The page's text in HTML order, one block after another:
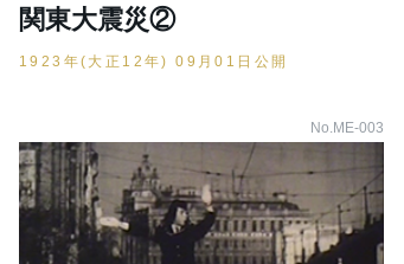
関東大震災②
1923年(大正12年) 09月01日公開
No.ME-003